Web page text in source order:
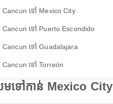
Cancun ទៅ Mexico City
Cancun ទៅ Puerto Escondido
Cancun ទៅ Guadalajara
Cancun ទៅ Torreón
មទៅកាន់ Mexico City